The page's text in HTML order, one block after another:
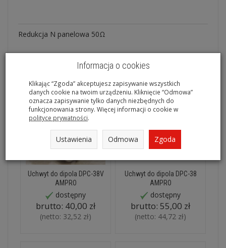
Redukcja N panelowa 50Ω
Polecane produkty
Uchwyt do dipola DPC-38V
AMPRO
dostępny
brutto: 40,00 zł
(netto: 32,52 zł)
Uchwyt do dipola DPC-38
AMPRO
dostępny
brutto: 55,00 zł
(netto: 44,72 zł)
Informacja o cookies
Klikając “Zgoda” akceptujesz zapisywanie wszystkich
danych cookie na twoim urządzeniu. Kliknięcie “Odmowa”
oznacza zapisywanie tylko danych niezbędnych do
funkcjonowania strony. Więcej informacji o cookie w
polityce prywatności.
Ustawienia Odmowa Zgoda